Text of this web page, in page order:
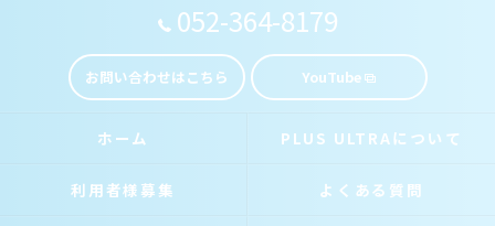
052-364-8179
お問い合わせはこちら YouTube
ホーム PLUS ULTRAについて
利用者様募集 よくある質問